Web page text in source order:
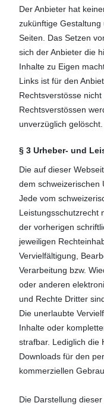
Der Anbieter hat
zukünftige
Seiten. Das Setzen
sich der Anbieter die
Inhalte zu Eigen
Links ist für den
Rechtsverstösse
Rechtsverstössen
unverzüglich gelöscht.
§ 3 Urheber- und
Die auf dieser
dem schweizerischen
Jede vom
Leistungsschutzrecht
der vorherigen
jeweiligen
Vervielfältigung,
Verarbeitung bzw.
oder anderen
und Rechte Dritter
Die unerlaubte
Inhalte oder
strafbar. Lediglich die
Downloads für den
kommerziellen
Die Darstellung